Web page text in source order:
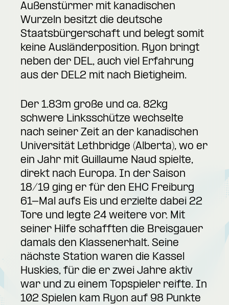
Außenstürmer mit kanadischen
Wurzeln besitzt die deutsche
Staatsbürgerschaft und belegt somit
keine Ausländerposition. Ryon bringt
neben der DEL, auch viel Erfahrung
aus der DEL2 mit nach Bietigheim.
Der 1.83m große und ca. 82kg
schwere Linksschütze wechselte
nach seiner Zeit an der kanadischen
Universität Lethbridge (Alberta), wo er
ein Jahr mit Guillaume Naud spielte,
direkt nach Europa. In der Saison
18/19 ging er für den EHC Freiburg
61-Mal aufs Eis und erzielte dabei 22
Tore und legte 24 weitere vor. Mit
seiner Hilfe schafften die Breisgauer
damals den Klassenerhalt. Seine
nächste Station waren die Kassel
Huskies, für die er zwei Jahre aktiv
war und zu einem Topspieler reifte. In
102 Spielen kam Ryon auf 98 Punkte